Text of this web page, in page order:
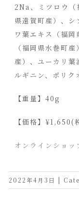
2Na、ミツロウ（
県遠賀町産）、
ワ葉エキス（福
（福岡県水巻町
産）、ユーカリ葉
ルギニン、ポリク
【重量】40g
【価格】¥1,650(
オンラインショッ
2022年4月3日 |